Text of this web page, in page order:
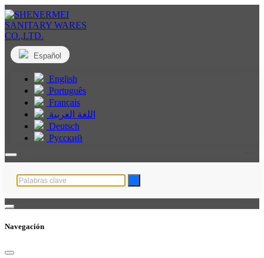
Español
English
Português
Français
اللغة العربية
Deutsch
Русский
Navegación